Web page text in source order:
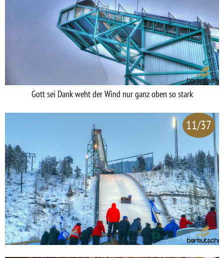
Gott sei Dank weht der Wind nur ganz oben so stark
11/37